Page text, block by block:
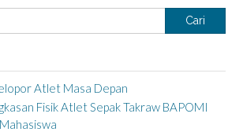
Cari
Atlet Masa Depan
Fisik Atlet Sepak Takraw BAPOMI